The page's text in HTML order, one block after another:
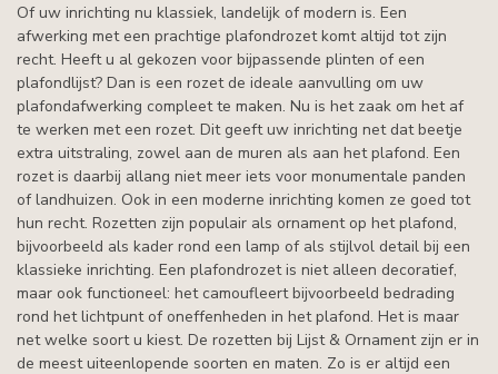
Of uw inrichting nu klassiek, landelijk of modern is. Een
afwerking met een prachtige plafondrozet komt altijd tot zijn
recht. Heeft u al gekozen voor bijpassende plinten of een
plafondlijst? Dan is een rozet de ideale aanvulling om uw
plafondafwerking compleet te maken. Nu is het zaak om het af
te werken met een rozet. Dit geeft uw inrichting net dat beetje
extra uitstraling, zowel aan de muren als aan het plafond. Een
rozet is daarbij allang niet meer iets voor monumentale panden
of landhuizen. Ook in een moderne inrichting komen ze goed tot
hun recht. Rozetten zijn populair als ornament op het plafond,
bijvoorbeeld als kader rond een lamp of als stijlvol detail bij een
klassieke inrichting. Een plafondrozet is niet alleen decoratief,
maar ook functioneel: het camoufleert bijvoorbeeld bedrading
rond het lichtpunt of oneffenheden in het plafond. Het is maar
net welke soort u kiest. De rozetten bij Lijst & Ornament zijn er in
de meest uiteenlopende soorten en maten. Zo is er altijd een